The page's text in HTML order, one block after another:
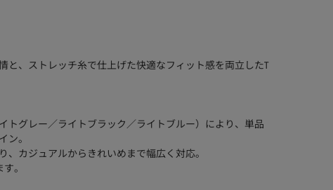
と、ストレッチ糸で仕上げた快適なフィット感を両立したT
トグレー／ライトブラック／ライトブルー）により、単品
ン。
カジュアルからきれいめまで幅広く対応。
。